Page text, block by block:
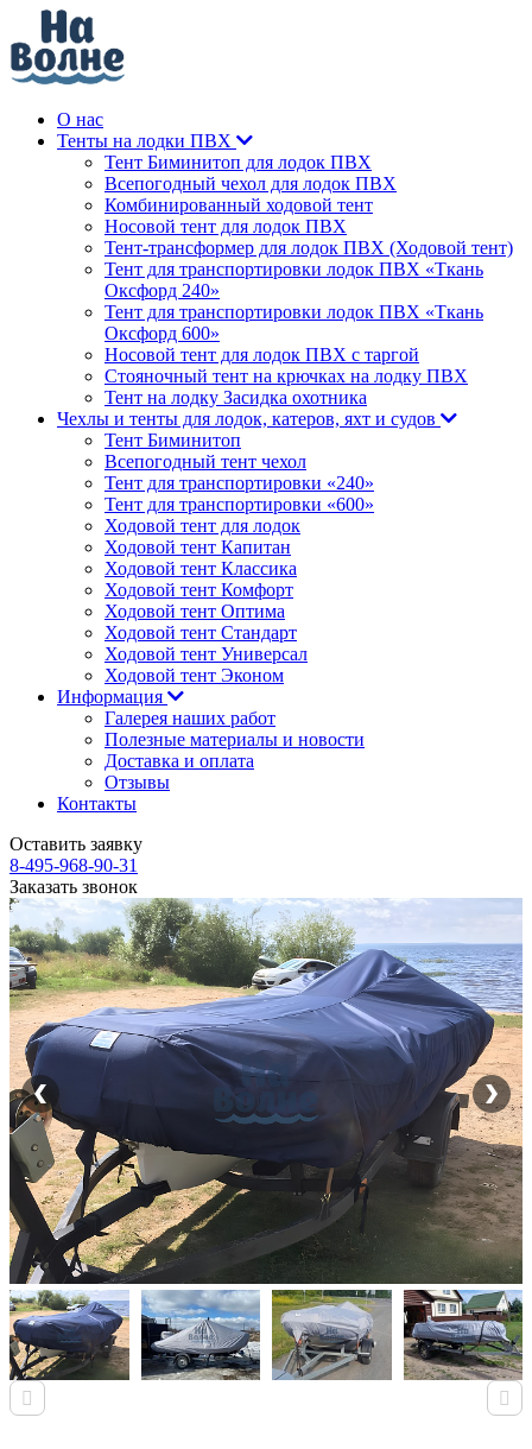
О нас
Тенты на лодки ПВХ
Тент Биминитоп для лодок ПВХ
Всепогодный чехол для лодок ПВХ
Комбинированный ходовой тент
Носовой тент для лодок ПВХ
Тент-трансформер для лодок ПВХ (Ходовой тент)
Тент для транспортировки лодок ПВХ «Ткань
Оксфорд 240»
Тент для транспортировки лодок ПВХ «Ткань
Оксфорд 600»
Носовой тент для лодок ПВХ с таргой
Стояночный тент на крючках на лодку ПВХ
Тент на лодку Засидка охотника
Чехлы и тенты для лодок, катеров, яхт и судов
Тент Биминитоп
Всепогодный тент чехол
Тент для транспортировки «240»
Тент для транспортировки «600»
Ходовой тент для лодок
Ходовой тент Капитан
Ходовой тент Классика
Ходовой тент Комфорт
Ходовой тент Оптима
Ходовой тент Стандарт
Ходовой тент Универсал
Ходовой тент Эконом
Информация
Галерея наших работ
Полезные материалы и новости
Доставка и оплата
Отзывы
Контакты
Оставить заявку
8-495-968-90-31
Заказать звонок